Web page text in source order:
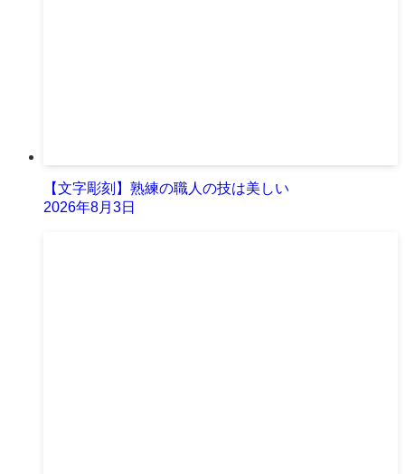
【文字彫刻】熟練の職人の技は美しい
2026年8月3日